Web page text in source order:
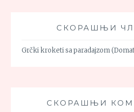
СКОРАШЊИ
Grčki kroketi sa paradajzom
СКОРАШЊИ